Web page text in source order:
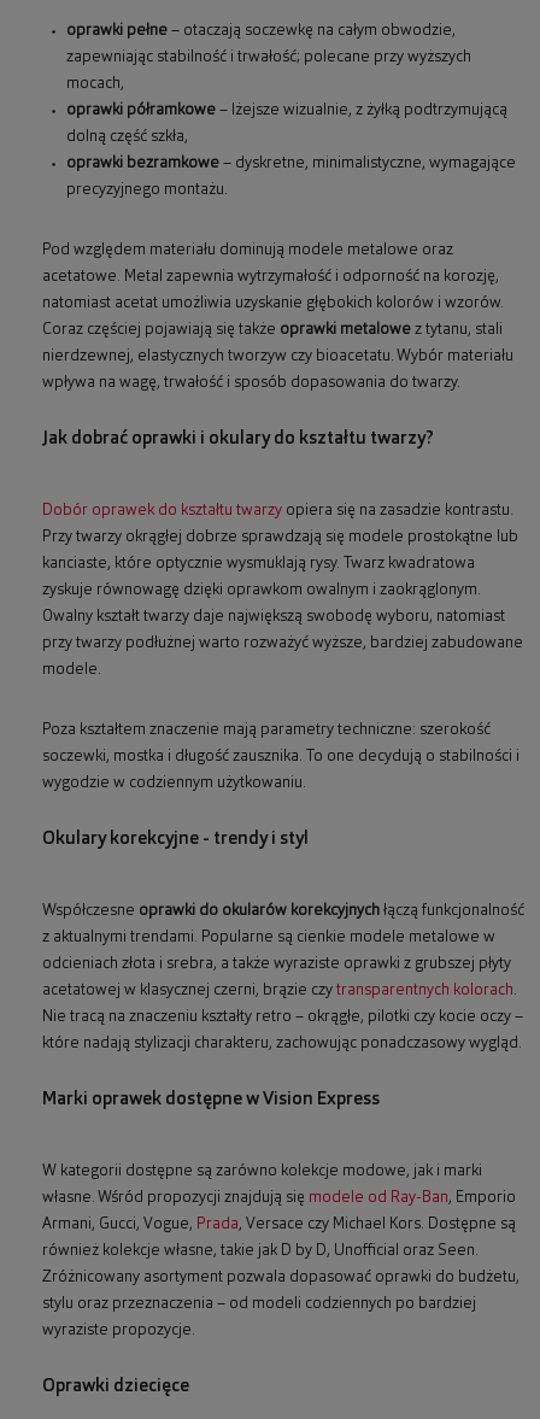
oprawki pełne – otaczają soczewkę na całym obwodzie,
zapewniając stabilność i trwałość; polecane przy wyższych
mocach,
oprawki półramkowe – lżejsze wizualnie, z żyłką podtrzymującą
dolną część szkła,
oprawki bezramkowe – dyskretne, minimalistyczne, wymagające
precyzyjnego montażu.
Pod względem materiału dominują modele metalowe oraz
acetatowe. Metal zapewnia wytrzymałość i odporność na korozję,
natomiast acetat umożliwia uzyskanie głębokich kolorów i wzorów.
Coraz częściej pojawiają się także oprawki metalowe z tytanu, stali
nierdzewnej, elastycznych tworzyw czy bioacetatu. Wybór materiału
wpływa na wagę, trwałość i sposób dopasowania do twarzy.
Jak dobrać oprawki i okulary do kształtu twarzy?
Dobór oprawek do kształtu twarzy opiera się na zasadzie kontrastu.
Przy twarzy okrągłej dobrze sprawdzają się modele prostokątne lub
kanciaste, które optycznie wysmuklają rysy. Twarz kwadratowa
zyskuje równowagę dzięki oprawkom owalnym i zaokrąglonym.
Owalny kształt twarzy daje największą swobodę wyboru, natomiast
przy twarzy podłużnej warto rozważyć wyższe, bardziej zabudowane
modele.
Poza kształtem znaczenie mają parametry techniczne: szerokość
soczewki, mostka i długość zausznika. To one decydują o stabilności i
wygodzie w codziennym użytkowaniu.
Okulary korekcyjne - trendy i styl
Współczesne oprawki do okularów korekcyjnych łączą funkcjonalność
z aktualnymi trendami. Popularne są cienkie modele metalowe w
odcieniach złota i srebra, a także wyraziste oprawki z grubszej płyty
acetatowej w klasycznej czerni, brązie czy transparentnych kolorach.
Nie tracą na znaczeniu kształty retro – okrągłe, pilotki czy kocie oczy –
które nadają stylizacji charakteru, zachowując ponadczasowy wygląd.
Marki oprawek dostępne w Vision Express
W kategorii dostępne są zarówno kolekcje modowe, jak i marki
własne. Wśród propozycji znajdują się modele od Ray-Ban, Emporio
Armani, Gucci, Vogue, Prada, Versace czy Michael Kors. Dostępne są
również kolekcje własne, takie jak D by D, Unofficial oraz Seen.
Zróżnicowany asortyment pozwala dopasować oprawki do budżetu,
stylu oraz przeznaczenia – od modeli codziennych po bardziej
wyraziste propozycje.
Oprawki dziecięce